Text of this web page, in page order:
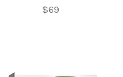
$69